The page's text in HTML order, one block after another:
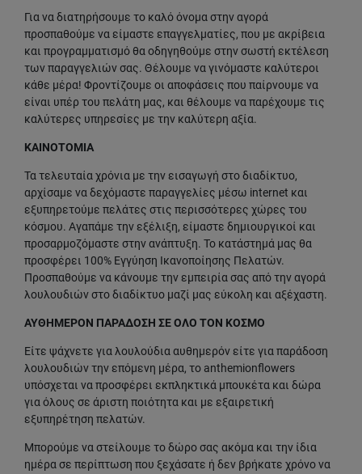
Για να διατηρήσουμε το καλό όνομα στην αγορά
προσπαθούμε να είμαστε επαγγελματίες, που με ακρίβεια
και προγραμματισμό θα οδηγηθούμε στην σωστή εκτέλεση
των παραγγελιών σας. Θέλουμε να γινόμαστε καλύτεροι
κάθε μέρα! Φροντίζουμε οι αποφάσεις που παίρνουμε να
είναι υπέρ του πελάτη μας, και θέλουμε να παρέχουμε τις
καλύτερες υπηρεσίες με την καλύτερη αξία.
ΚΑΙΝΟΤΟΜΙΑ
Τα τελευταία χρόνια με την εισαγωγή στο διαδίκτυο,
αρχίσαμε να δεχόμαστε παραγγελίες μέσω internet και
εξυπηρετούμε πελάτες στις περισσότερες χώρες του
κόσμου. Αγαπάμε την εξέλιξη, είμαστε δημιουργικοί και
προσαρμοζόμαστε στην ανάπτυξη. Το κατάστημά μας θα
προσφέρει 100% Εγγύηση Ικανοποίησης Πελατών.
Προσπαθούμε να κάνουμε την εμπειρία σας από την αγορά
λουλουδιών στο διαδίκτυο μαζί μας εύκολη και αξέχαστη.
ΑΥΘΗΜΕΡΟΝ ΠΑΡΑΔΟΣΗ ΣΕ ΟΛΟ ΤΟΝ ΚΟΣΜΟ
Είτε ψάχνετε για λουλούδια αυθημερόν είτε για παράδοση
λουλουδιών την επόμενη μέρα, το anthemionflowers
υπόσχεται να προσφέρει εκπληκτικά μπουκέτα και δώρα
για όλους σε άριστη ποιότητα και με εξαιρετική
εξυπηρέτηση πελατών.
Μπορούμε να στείλουμε το δώρο σας ακόμα και την ίδια
ημέρα σε περίπτωση που ξεχάσατε ή δεν βρήκατε χρόνο να